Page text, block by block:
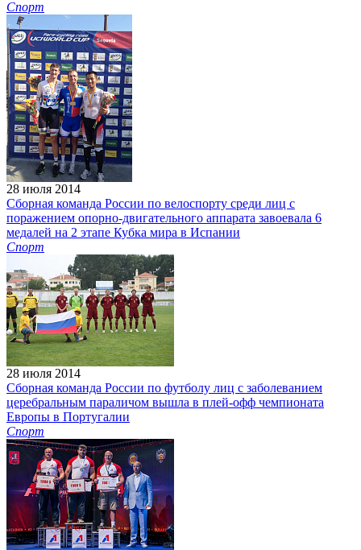
Спорт
28 июля 2014
Сборная команда России по велоспорту среди лиц с
поражением опорно-двигательного аппарата завоевала 6
медалей на 2 этапе Кубка мира в Испании
Спорт
28 июля 2014
Сборная команда России по футболу лиц с заболеванием
церебральным параличом вышла в плей-офф чемпионата
Европы в Португалии
Спорт